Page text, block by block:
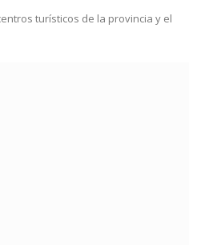
turísticos de la provincia y el